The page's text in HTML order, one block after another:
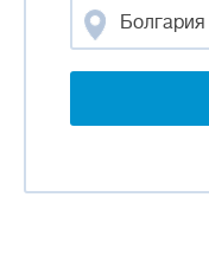
Болгария